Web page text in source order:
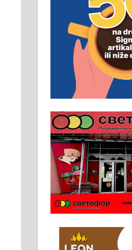
Пружам
радова у
радова. 061/25-
Ало таксију
категоријом. 064/
Потребна два
стоваришту
информација
стовариште у
Горког 26 сваког
8 до 15 часова.
Чистим све
061/32-13-445